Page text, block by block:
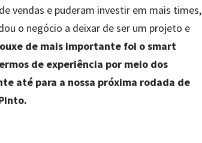
vendas e puderam investir em mais times,
o negócio a deixar de ser um projeto e
de mais importante foi o smart
de experiência por meio dos
até para a nossa próxima rodada de